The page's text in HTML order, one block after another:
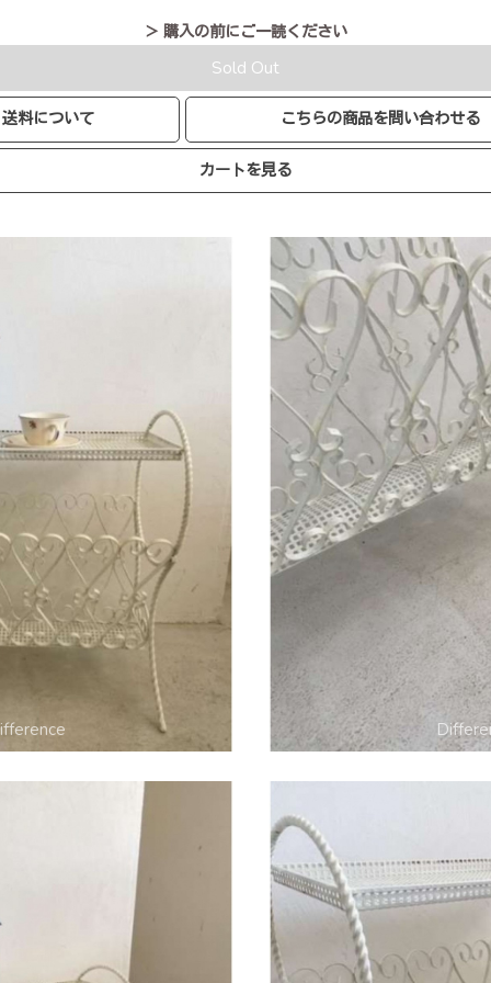
＞ 購入の前にご一読ください
Sold Out
送料について こちらの商品を問い合わせる
カートを見る